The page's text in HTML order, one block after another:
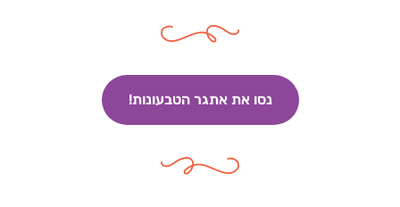
נסו את אתגר הטבעונות!